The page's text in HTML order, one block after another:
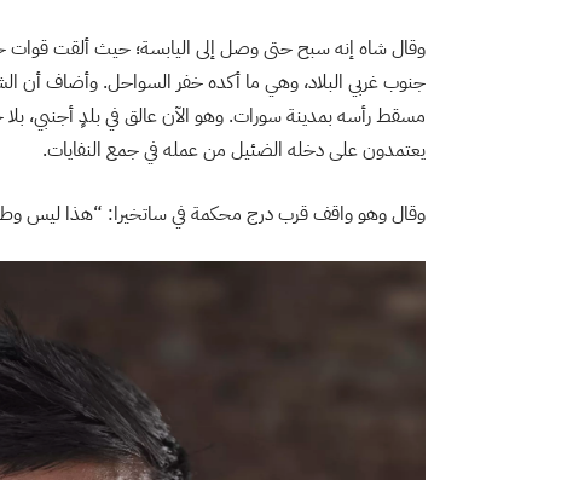
وقال شاه إنه سبح حتى وصل إلى اليابسة؛ حيث ألقت قوات
جنوب غربي البلاد، وهي ما أكده خفر السواحل. وأضاف أن
مسقط رأسه بمدينة سورات. وهو الآن عالق في بلدٍ أجنبي،
يعتمدون على دخله الضئيل من عمله في جمع النفايات.
وقال وهو واقف قرب درج محكمة في ساتخيرا: “هذا ليس وطني،